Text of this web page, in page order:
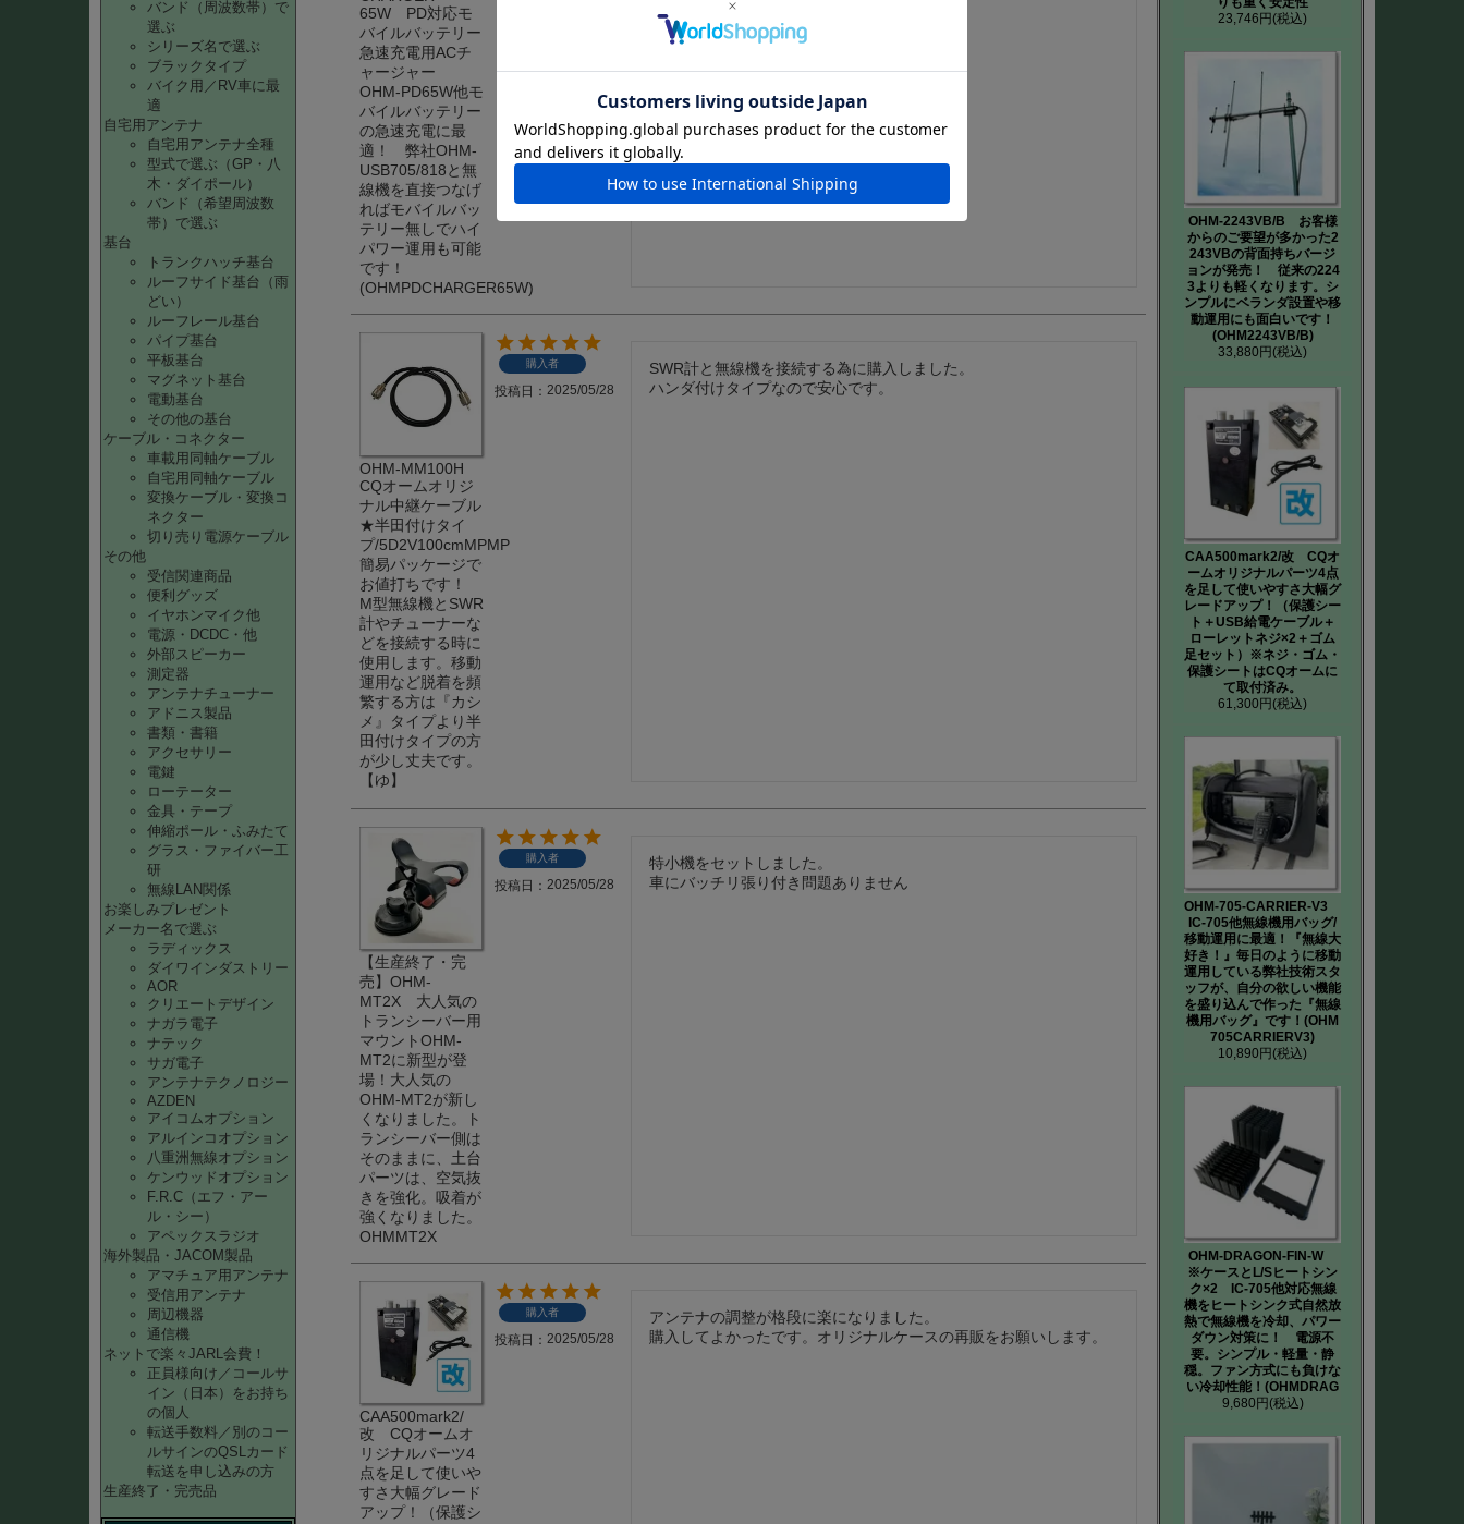
バンド（周波数帯）で
選ぶ
シリーズ名で選ぶ
ブラックタイプ
バイク用／RV車に最
適
自宅用アンテナ
自宅用アンテナ全種
型式で選ぶ（GP・八
木・ダイポール）
バンド（希望周波数
帯）で選ぶ
基台
トランクハッチ基台
ルーフサイド基台（雨
どい）
ルーフレール基台
パイプ基台
平板基台
マグネット基台
電動基台
その他の基台
ケーブル・コネクター
車載用同軸ケーブル
自宅用同軸ケーブル
変換ケーブル・変換コ
ネクター
切り売り電源ケーブル
その他
受信関連商品
便利グッズ
イヤホンマイク他
電源・DCDC・他
外部スピーカー
測定器
アンテナチューナー
アドニス製品
書類・書籍
アクセサリー
電鍵
ローテーター
金具・テープ
伸縮ポール・ふみたて
グラス・ファイバー工
研
無線LAN関係
お楽しみプレゼント
メーカー名で選ぶ
ラディックス
ダイワインダストリー
AOR
クリエートデザイン
ナガラ電子
ナテック
サガ電子
アンテナテクノロジー
AZDEN
アイコムオプション
アルインコオプション
八重洲無線オプション
ケンウッドオプション
F.R.C（エフ・アー
ル・シー）
アペックスラジオ
海外製品・JACOM製品
アマチュア用アンテナ
受信用アンテナ
周辺機器
通信機
ネットで楽々JARL会費！
正員様向け／コールサ
イン（日本）をお持ち
の個人
転送手数料／別のコー
ルサインのQSLカード
転送を申し込みの方
生産終了・完売品
65W PD対応モ
バイルバッテリー
急速充電用ACチ
ャージャー
OHM-PD65W他モ
バイルバッテリー
の急速充電に最
適！ 弊社OHM-
USB705/818と無
線機を直接つなげ
ればモバイルバッ
テリー無しでハイ
パワー運用も可能
です！
(OHMPDCHARGER65W)
OHM-MM100H
CQオームオリジ
ナル中継ケーブル
★半田付けタイ
プ/5D2V100cmMPMP
簡易パッケージで
お値打ちです！
M型無線機とSWR
計やチューナーな
どを接続する時に
使用します。移動
運用など脱着を頻
繁する方は『カシ
メ』タイプより半
田付けタイプの方
が少し丈夫です。
【ゆ】
購入者
投稿日 2025/05/28
SWR計と無線機を接続する為に購入しました。
ハンダ付けタイプなので安心です。
【生産終了・完
売】OHM-
MT2X 大人気の
トランシーバー用
マウントOHM-
MT2に新型が登
場！大人気の
OHM-MT2が新し
くなりました。ト
ランシーバー側は
そのままに、土台
パーツは、空気抜
きを強化。吸着が
強くなりました。
OHMMT2X
購入者
投稿日 2025/05/28
特小機をセットしました。
車にバッチリ張り付き問題ありません
CAA500mark2/
改 CQオームオ
リジナルパーツ4
点を足して使いや
すさ大幅グレード
アップ！（保護シ
購入者
投稿日 2025/05/28
アンテナの調整が格段に楽になりました。
購入してよかったです。オリジナルケースの再販をお願いします。
23,746円(税込)
OHM-2243VB/B お客様
からのご要望が多かった2
243VBの背面持ちバージ
ョンが発売！ 従来の224
3よりも軽くなります。シ
ンプルにベランダ設置や移
動運用にも面白いです！
(OHM2243VB/B)
33,880円(税込)
CAA500mark2/改 CQオ
ームオリジナルパーツ4点
を足して使いやすさ大幅グ
レードアップ！（保護シー
ト＋USB給電ケーブル＋
ローレットネジ×2＋ゴム
足セット）※ネジ・ゴム・
保護シートはCQオームに
て取付済み。
61,300円(税込)
OHM-705-CARRIER-V3
IC-705他無線機用バッグ/
移動運用に最適！『無線大
好き！』毎日のように移動
運用している弊社技術スタ
ッフが、自分の欲しい機能
を盛り込んで作った『無線
機用バッグ』です！(OHM
705CARRIERV3)
10,890円(税込)
OHM-DRAGON-FIN-W
※ケースとL/Sヒートシン
ク×2 IC-705他対応無線
機をヒートシンク式自然放
熱で無線機を冷却、パワー
ダウン対策に！ 電源不
要。シンプル・軽量・静
穏。ファン方式にも負けな
い冷却性能！(OHMDRAG
9,680円(税込)